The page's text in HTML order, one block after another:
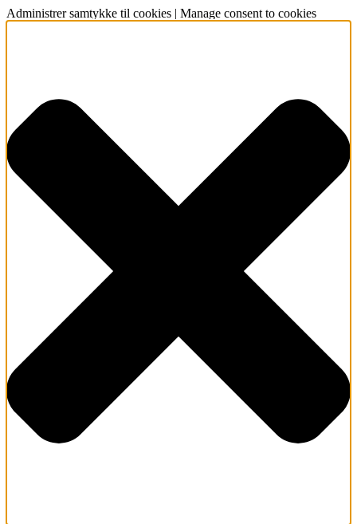
Administrer samtykke til cookies | Manage consent to cookies